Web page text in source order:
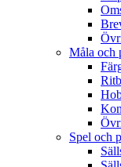
Måla och
Spel och